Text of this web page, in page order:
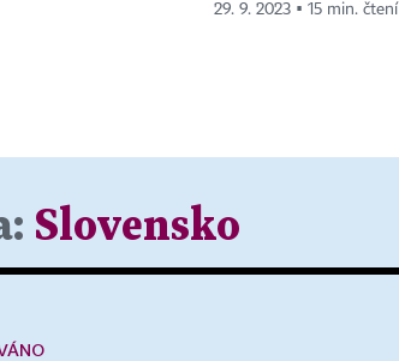
29. 9. 2023 ▪ 15 min. čtení
Slovensko